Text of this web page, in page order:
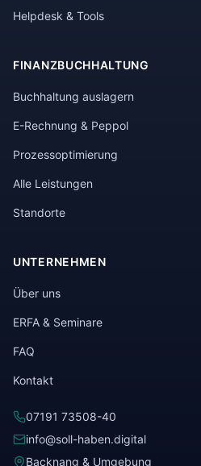
Helpdesk & Tools
FINANZBUCHHALTUNG
Buchhaltung auslagern
E-Rechnung & Peppol
Prozessoptimierung
Alle Leistungen
Standorte
UNTERNEHMEN
Über uns
ERFA & Seminare
FAQ
Kontakt
07191 73508-40
info@soll-haben.digital
Backnang & Umgebung